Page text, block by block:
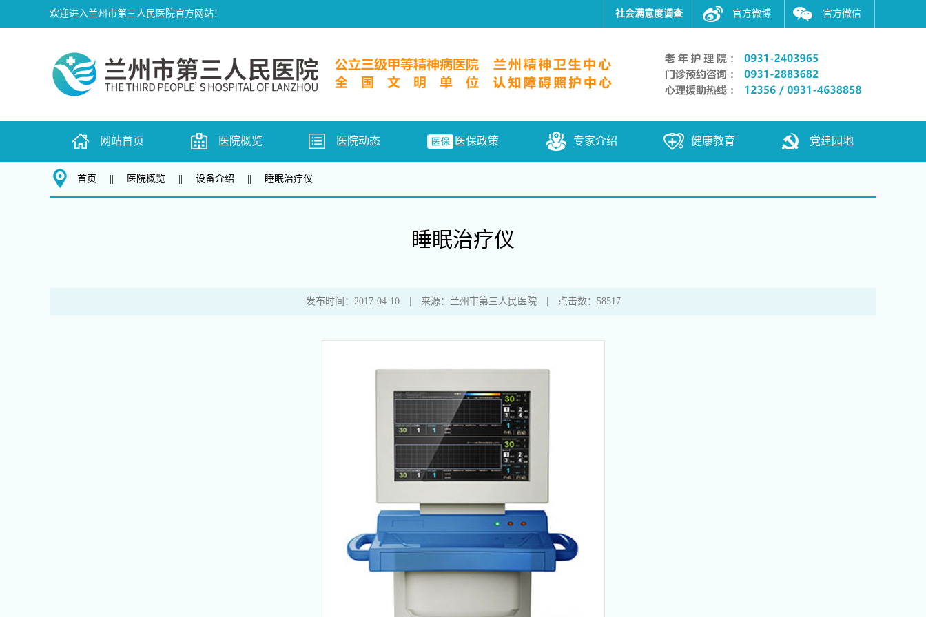
欢迎进入兰州市第三人民医院官方网站！ 社会满意度调查 官方微博 官方微信
网站首页 医院概览 医院动态 医保政策 专家介绍 健康教育 党建园地
首页 医院概览 设备介绍 睡眠治疗仪
睡眠治疗仪
发布时间：2017-04-10 | 来源：兰州市第三人民医院 | 点击数：58517